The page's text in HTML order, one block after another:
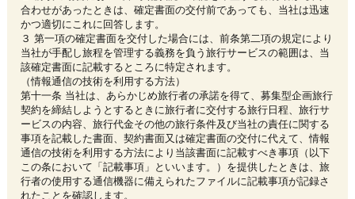
合わせがあったときは、確定書面の交付前であっても、当社は迅速
かつ適切にこれに回答します。
３ 第一項の確定書面を交付した場合には、前条第二項の規定により
当社が手配し旅程を管理する義務を負う旅行サービスの範囲は、当
該確定書面に記載するところに特定されます。
（情報通信の技術を利用する方法）
第十一条 当社は、あらかじめ旅行者の承諾を得て、募集型企画旅行
契約を締結しようとするときに旅行者に交付する旅行日程、旅行サ
ービスの内容、旅行代金その他の旅行条件及び当社の責任に関する
事項を記載した書面、契約書面又は確定書面の交付に代えて、情報
通信の技術を利用する方法により当該書面に記載すべき事項（以下
この条において「記載事項」といいます。）を提供したときは、旅
行者の使用する通信機器に備えられたファイルに記載事項が記録さ
れたことを確認します。